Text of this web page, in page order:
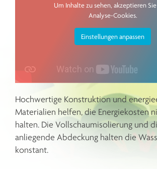
Um Inhalte zu sehen, akzeptieren
Analyse-Cookies.
Einstellungen anpassen
Hochwertige Konstruktion und
Materialien helfen, die Energiekosten
halten. Die Vollschaumisolierung und
anliegende Abdeckung halten die
konstant.